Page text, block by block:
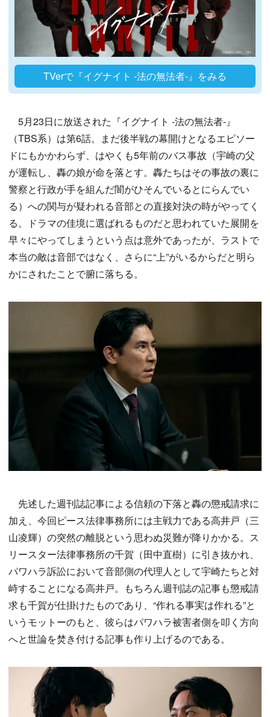
TVerで『イグナイト -法の無法者-』をみる
5月23日に放送された『イグナイト -法の無法者-』
（TBS系）は第6話。まだ後半戦の幕開けとなるエピソー
ドにもかかわらず、はやくも5年前のバス事故（宇崎の父
が運転し、轟の娘が命を落とす。轟たちはその事故の裏に
警察と行政が手を組んだ闇がひそんでいるとにらんでい
る）への関与が疑われる音部との直接対決の時がやってく
る。ドラマの佳境に選ばれるものだと思われていた展開を
早々にやってしまうという点は意外であったが、ラストで
本当の敵は音部ではなく、さらに“上”がいるからだと明ら
かにされたことで腑に落ちる。
先述した週刊誌記事による信頼の下落と轟の懲戒請求に
加え、今回ピース法律事務所には主戦力である高井戸（三
山凌輝）の突然の離脱という思わぬ災難が降りかかる。ス
リースター法律事務所の千賀（田中直樹）に引き抜かれ、
パワハラ訴訟において音部側の代理人として宇崎たちと対
峙することになる高井戸。もちろん週刊誌の記事も懲戒請
求も千賀が仕掛けたものであり、“作れる事実は作れる”と
いうモットーのもと、彼らはパワハラ被害者側を叩く方向
へと世論を焚き付ける記事も作り上げるのである。